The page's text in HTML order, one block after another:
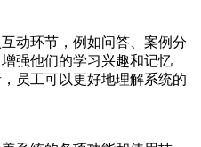
动环节，例如问答、案例分
强他们的学习兴趣和记忆
员工可以更好地理解系统的